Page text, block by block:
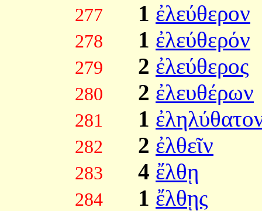
277 1 ἐλεύθερον
278 1 ἐλεύθερόν
279 2 ἐλεύθερος
280 2 ἐλευθέρων
281 1
282 2 ἐλθεῖν
283 4 ἔλθῃ
284 1 ἔλθῃς